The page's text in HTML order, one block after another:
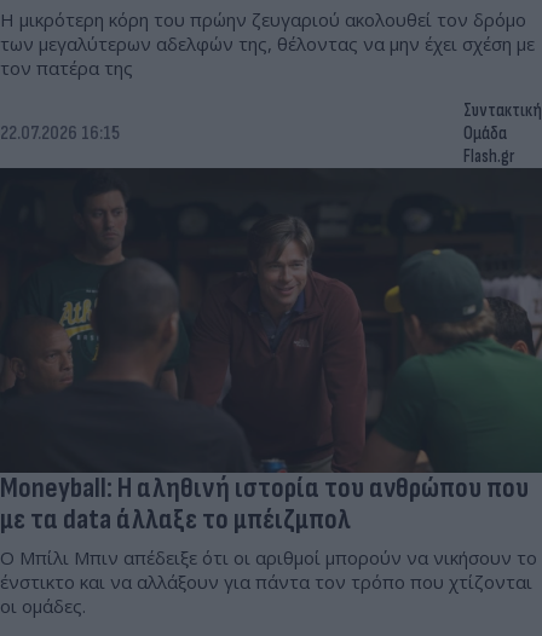
Η μικρότερη κόρη του πρώην ζευγαριού ακολουθεί τον δρόμο
των μεγαλύτερων αδελφών της, θέλοντας να μην έχει σχέση με
τον πατέρα της
22.07.2026 16:15
Συντακτική
Ομάδα
Flash.gr
Moneyball: Η αληθινή ιστορία του ανθρώπου που
με τα data άλλαξε το μπέιζμπολ
Ο Μπίλι Μπιν απέδειξε ότι οι αριθμοί μπορούν να νικήσουν το
ένστικτο και να αλλάξουν για πάντα τον τρόπο που χτίζονται
οι ομάδες.